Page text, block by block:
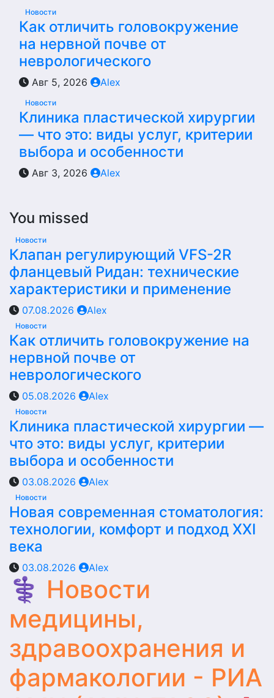
Новости
Как отличить головокружение
на нервной почве от
неврологического
Авг 5, 2026 Alex
Новости
Клиника пластической хирургии
— что это: виды услуг, критерии
выбора и особенности
Авг 3, 2026 Alex
You missed
Новости
Клапан регулирующий VFS-2R
фланцевый Ридан: технические
характеристики и применение
07.08.2026 Alex
Новости
Как отличить головокружение на
нервной почве от
неврологического
05.08.2026 Alex
Новости
Клиника пластической хирургии —
что это: виды услуг, критерии
выбора и особенности
03.08.2026 Alex
Новости
Новая современная стоматология:
технологии, комфорт и подход XXI
века
03.08.2026 Alex
⚕️ Новости
медицины,
здравоохранения и
фармакологии - РИА